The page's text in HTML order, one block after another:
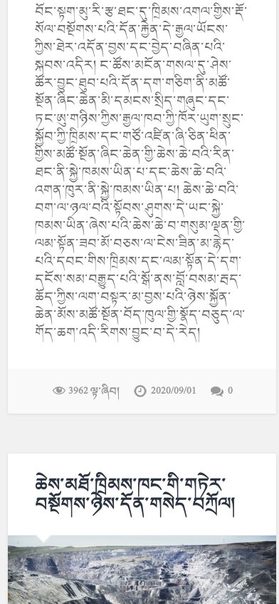
བོང་སྟག་མུ་རི་རྩ་ཐང་དུ་ཁྲིམས་འགལ་གྱིས་རྡོ་
སོལ་བསྔོགས་པའི་དོན་རྐྱེན་དེ་རྒྱལ་ཡོངས་
ཀྱིས་ཐེར་འདོན་བྱས་དང་བྱེད་བཞིན་པའི་
སྐབས་འདིར། ང་ཚོས་མངོན་གསལ་དུ་ཤེས་
ཚོར་བྱུང་ཐུབ་པའི་དོན་དག་གཅིག་ནི་མཚོ་
སྔོན་ཞིང་ཆེན་མི་དམངས་སྲིད་གཞུང་དང་
ཏང་ཨུ་གཉིས་ཀྱིས་རྒྱལ་ཁབ་ཀྱི་ཁོར་ཡུག་སྲུང་
སྐྱོབ་ཀྱི་ཁྲིམས་དང་གཙོ་འཛིན་ཞི་ཅིན་ཕིན་
གྱིས་མཚོ་སྔོན་ཞིང་ཆེན་གྱི་ཆེས་ཆེ་བའི་རིན་
ཐང་ནི་སྐྱེ་ཁམས་ཡིན་པ་དང་ཆེས་ཆེ་བའི་
འགན་ཁུར་ནི་སྐྱེ་ཁམས་ཡིན་པ། ཆེས་ཆེ་བའི་
བག་ལ་ཉལ་བའི་སྟོབས་ཤུགས་དེ་ཡང་སྐྱེ་
ཁམས་ཡིན་ཞེས་པའི་ཆེས་ཆེ་བ་གསུམ་ལྡན་གྱི་
ལམ་སྟོན་ཟབ་མོ་བཅས་ལ་ངེས་ཟིན་མ་རྙེད་
པའི་དབང་གིས་ཁྲིམས་དང་ལམ་སྟོན་དེ་དག་
དངོས་སམ་བརྒྱུད་པའི་སྒོ་ནས་བློ་བསམ་རྦད་
ཆོད་ཀྱིས་ལག་བསྟར་མ་བྱས་པའི་ཉེས་སྐྱོན་
ཆེན་མོས་མཚོ་སྔོན་བོད་ཁུལ་གྱི་སྣོད་བཅུད་ལ་
གོད་ཆག་འདི་རིགས་བྱུང་བ་དེ་རེད།
3962 ལྟ་ཞིབ། 2020/09/01 0
ཆེས་མཐོ་ཁྲིམས་ཁང་གི་གཏེར་
བསྔོགས་ཉེས་དོན་གསེད་བཀྲོལ།